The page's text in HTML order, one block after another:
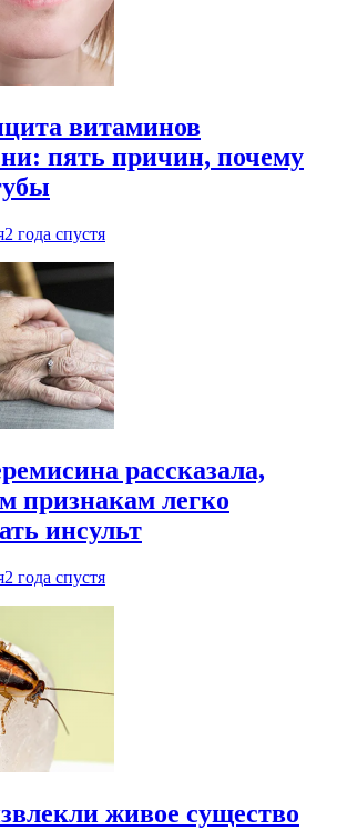
витаминов
пять причин, почему
2 года спустя
рассказала,
признакам легко
инсульт
2 года спустя
живое существо